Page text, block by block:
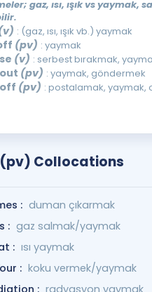
gaz, ısı, ışık vs yaymak,
: (gaz, ısı, ışık vb.) yaymak
(pv) : yaymak
(v) : serbest bırakmak,
(pv) : yaymak, göndermek
(pv) : postalamak, yaymak,
Collocations
: duman çıkarmak
: gaz salmak/yaymak
: ısı yaymak
: koku vermek/yaymak
: radyasyon yaymak